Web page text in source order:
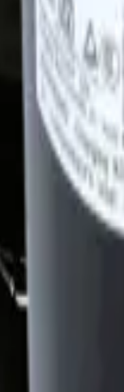
para Aire
original Samsung
y confiable.
aire acondicionado,
eficiente.
acondicionado.
de parte
Refrigerante R-